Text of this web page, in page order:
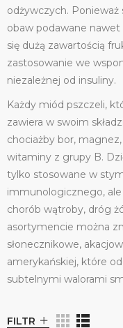
odżywczych. Ponieważ
obaw podawane
się dużą zawartością
zastosowanie we
niezależnej od insuliny.
Każdy miód pszczeli,
zawiera w swoim
chociażby bor,
witaminy z grupy B.
tylko stosowane w
immunologicznego,
chorób wątroby, dróg
asortymencie można
słonecznikowe,
amerykańskiej, które
subtelnymi walorami
FILTR